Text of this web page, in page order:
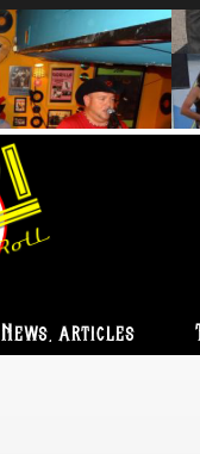
News, articles